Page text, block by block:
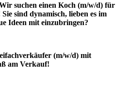
suchen einen Koch (m/w/d) für
sind dynamisch, lieben es im
Ideen mit einzubringen?
(m/w/d) mit
am Verkauf!